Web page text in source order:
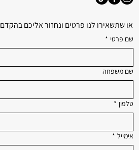
או שתשאירו לנו פרטים ונחזור אליכם בהקדם
שם פרטי *
שם משפחה
טלפון *
אימייל *